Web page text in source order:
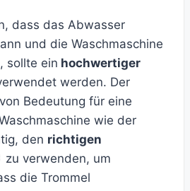
dass das Abwasser
und die Waschmaschine
sollte ein hochwertiger
werden. Der
Bedeutung für eine
wie der
den richtigen
zu verwenden, um
die Trommel